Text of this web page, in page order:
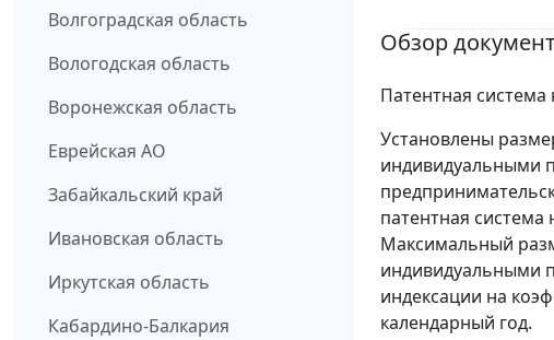
Волгоградская область
Вологодская область
Воронежская область
Еврейская АО
Забайкальский край
Ивановская область
Иркутская область
Кабардино-Балкария
Обзор
Патентная
Установлены
индивидуальными
патентная
Максимальный
индивидуальными
индексации на
календарный год.